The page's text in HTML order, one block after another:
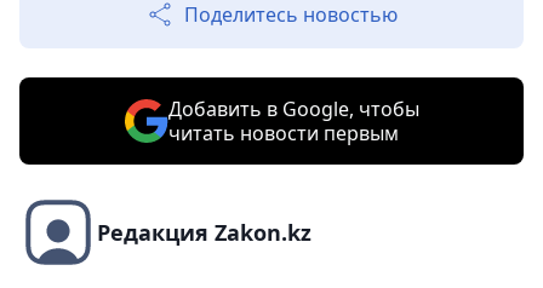
Поделитесь новостью
Добавить в Google, чтобы
читать новости первым
Редакция Zakon.kz